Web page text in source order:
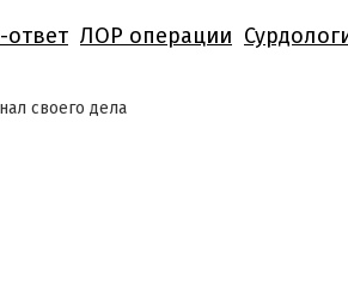
ответ ЛОР операции
своего дела